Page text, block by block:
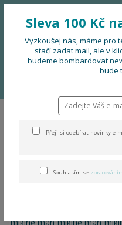
Folklor na
Sleva 100 Kč
Vyzkoušej nás, máme pro
stačí zadat mail, ale v
budeme bombardovat
bude
Přeji si odebírat novinky e-
Souhlasím se